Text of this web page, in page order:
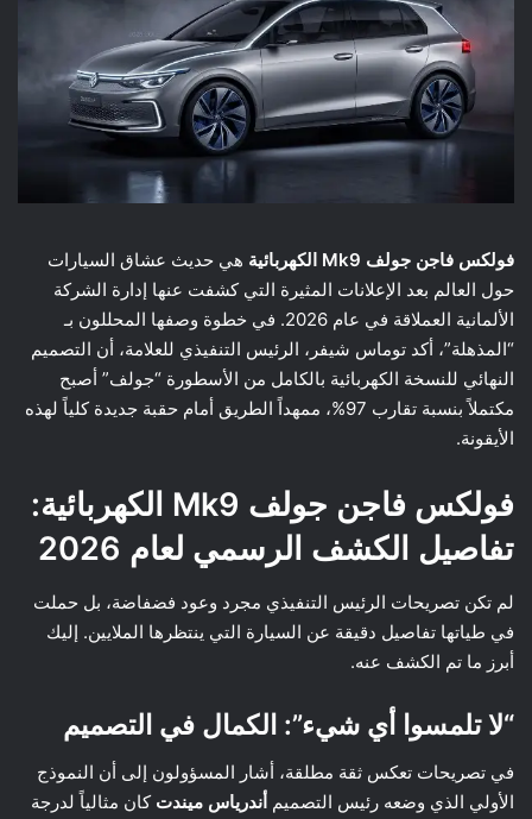
فولكس فاجن جولف Mk9 الكهربائية
هي حديث عشاق السيارات
حول العالم بعد الإعلانات المثيرة التي كشفت عنها إدارة الشركة
الألمانية العملاقة في عام 2026. في خطوة وصفها المحللون بـ
“المذهلة”، أكد توماس شيفر، الرئيس التنفيذي للعلامة، أن التصميم
النهائي للنسخة الكهربائية بالكامل من الأسطورة “جولف” أصبح
مكتملاً بنسبة تقارب 97%، ممهداً الطريق أمام حقبة جديدة كلياً لهذه
الأيقونة.
فولكس فاجن جولف Mk9 الكهربائية:
تفاصيل الكشف الرسمي لعام 2026
لم تكن تصريحات الرئيس التنفيذي مجرد وعود فضفاضة، بل حملت
في طياتها تفاصيل دقيقة عن السيارة التي ينتظرها الملايين. إليك
أبرز ما تم الكشف عنه.
“لا تلمسوا أي شيء”: الكمال في التصميم
في تصريحات تعكس ثقة مطلقة، أشار المسؤولون إلى أن النموذج
الأولي الذي وضعه رئيس التصميم أندرياس ميندت كان مثالياً لدرجة